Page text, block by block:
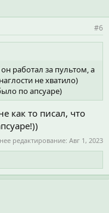
#6
работал за пультом, а
не хватило)
по апсуаре)
как то писал, что
редактирование: Авг 1, 2023